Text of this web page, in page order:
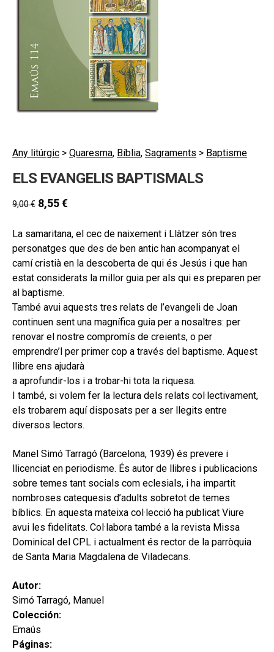
EL MEU COMPTE
CAT
ESP
Any litúrgic > Quaresma, Bíblia, Sagraments > Baptisme
ELS EVANGELIS BAPTISMALS
9,00€ 8,55€
La samaritana, el cec de naixement i Llàtzer són tres
personatges que des de ben antic han acompanyat el
camí cristià en la descoberta de qui és Jesús i que han
estat considerats la millor guia per als qui es preparen per
al baptisme.
També avui aquests tres relats de l’evangeli de Joan
continuen sent una magnífica guia per a nosaltres: per
renovar el nostre compromís de creients, o per
emprendre’l per primer cop a través del baptisme. Aquest
llibre ens ajudarà
a aprofundir-los i a trobar-hi tota la riquesa.
I també, si volem fer la lectura dels relats col·lectivament,
els trobarem aquí disposats per a ser llegits entre
diversos lectors.
Manel Simó Tarragó (Barcelona, 1939) és prevere i
llicenciat en periodisme. És autor de llibres i publicacions
sobre temes tant socials com eclesials, i ha impartit
nombroses catequesis d’adults sobretot de temes
bíblics. En aquesta mateixa col·lecció ha publicat Viure
avui les fidelitats. Col·labora també a la revista Missa
Dominical del CPL i actualment és rector de la parròquia
de Santa Maria Magdalena de Viladecans.
Autor:
Simó Tarragó, Manuel
Colección:
Emaús
Páginas: